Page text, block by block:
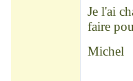
Je l'ai
faire
Michel